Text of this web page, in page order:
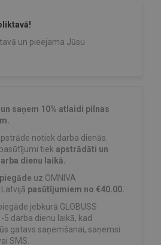
un pieejama Jūsu
saņem 10% atlaidi pilnas
notiek darba dienās.
tiek apstrādāti un
dienu laikā.
uz OMNIVA
pasūtījumiem no €40.00.
jebkurā GLOBUSS
darba dienu laikā, kad
gatavs saņemšanai, saņemsi
SMS.